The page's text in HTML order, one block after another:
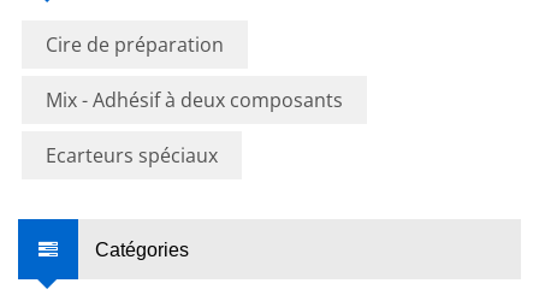
Cire de préparation
Mix - Adhésif à deux composants
Ecarteurs spéciaux
Catégories